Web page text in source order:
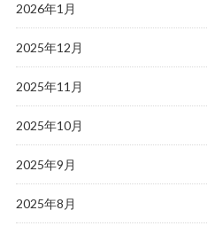
2026年1月
2025年12月
2025年11月
2025年10月
2025年9月
2025年8月